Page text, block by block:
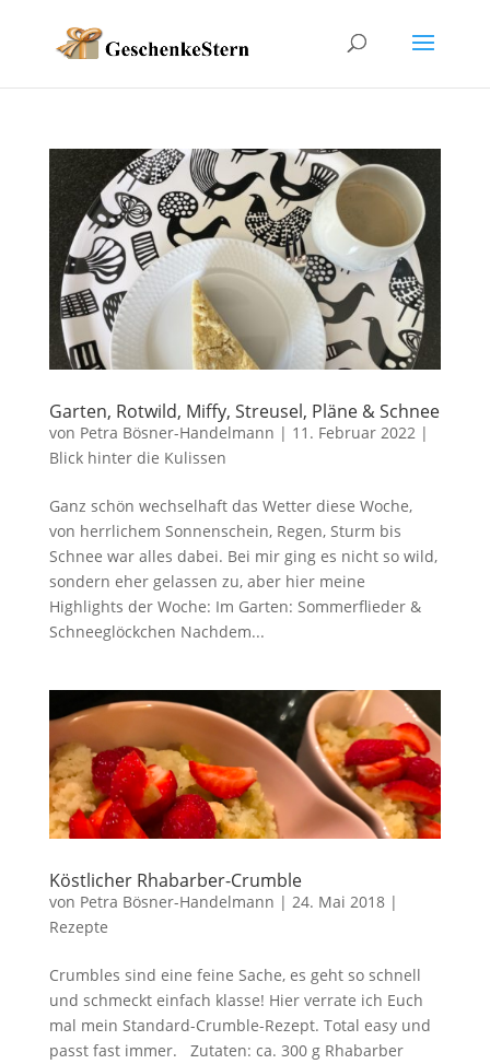
Garten, Rotwild, Miffy, Streusel, Pläne & Schnee
von Petra Bösner-Handelmann | 11. Februar 2022 |
Blick hinter die Kulissen
Ganz schön wechselhaft das Wetter diese Woche,
von herrlichem Sonnenschein, Regen, Sturm bis
Schnee war alles dabei. Bei mir ging es nicht so wild,
sondern eher gelassen zu, aber hier meine
Highlights der Woche: Im Garten: Sommerflieder &
Schneeglöckchen Nachdem...
Köstlicher Rhabarber-Crumble
von Petra Bösner-Handelmann | 24. Mai 2018|
Rezepte
Crumbles sind eine feine Sache, es geht so schnell
und schmeckt einfach klasse! Hier verrate ich Euch
mal mein Standard-Crumble-Rezept. Total easy und
passt fast immer. Zutaten: ca. 300 g Rhabarber